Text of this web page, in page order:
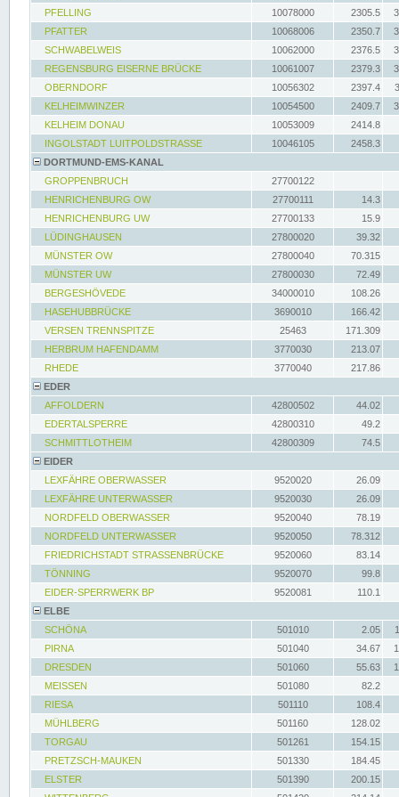
PFELLING
10078000 2305.5
PFATTER
10068006 2350.7
SCHWABELWEIS
10062000 2376.5
REGENSBURG EISERNE BRÜCKE
10061007 2379.3
OBERNDORF
10056302 2397.4
KELHEIMWINZER
10054500 2409.7
KELHEIM DONAU
10053009
2414.8
INGOLSTADT LUITPOLDSTRASSE
10046105
2458.3
DORTMUND-EMS-KANAL
GROPPENBRUCH
27700122
HENRICHENBURG OW
27700111
14.3
HENRICHENBURG UW
27700133
15.9
LÜDINGHAUSEN
27800020
39.32
MÜNSTER OW
27800040
70.315
MÜNSTER UW
27800030
72.49
BERGESHÖVEDE
34000010
108.26
HASEHUBBRÜCKE
3690010
166.42
VERSEN TRENNSPITZE
25463
171.309
HERBRUM HAFENDAMM
3770030
213.07
RHEDE
3770040
217.86
EDER
AFFOLDERN
42800502
44.02
EDERTALSPERRE
42800310
49.2
SCHMITTLOTHEIM
42800309
74.5
EIDER
LEXFÄHRE OBERWASSER
9520020
26.09
LEXFÄHRE UNTERWASSER
9520030
26.09
NORDFELD OBERWASSER
9520040
78.19
NORDFELD UNTERWASSER
9520050
78.312
FRIEDRICHSTADT STRASSENBRÜCKE
9520060
83.14
TÖNNING
9520070
99.8
EIDER-SPERRWERK BP
9520081
110.1
ELBE
SCHÖNA
501010 2.05
PIRNA
501040 34.67
DRESDEN
501060 55.63
MEISSEN
501080
82.2
RIESA
501110
108.4
MÜHLBERG
501160
128.02
TORGAU
501261
154.15
PRETZSCH-MAUKEN
501330
184.45
ELSTER
501390
200.15